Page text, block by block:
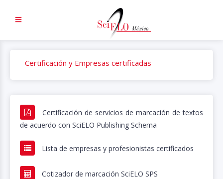
Certificación y Empresas certificadas
Certificación de servicios de marcación de textos
de acuerdo con SciELO Publishing Schema
Lista de empresas y profesionistas certificados
Cotizador de marcación SciELO SPS